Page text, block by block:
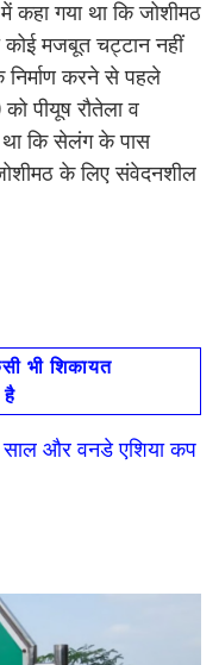
में कहा गया था कि जोशीमठ
मजबूत चट्टान नहीं
करने से पहले
पीयूष रौतेला व
था कि सेलंग के पास
के लिए संवेदनशील
भी शिकायत
है
साल और वनडे एशिया कप